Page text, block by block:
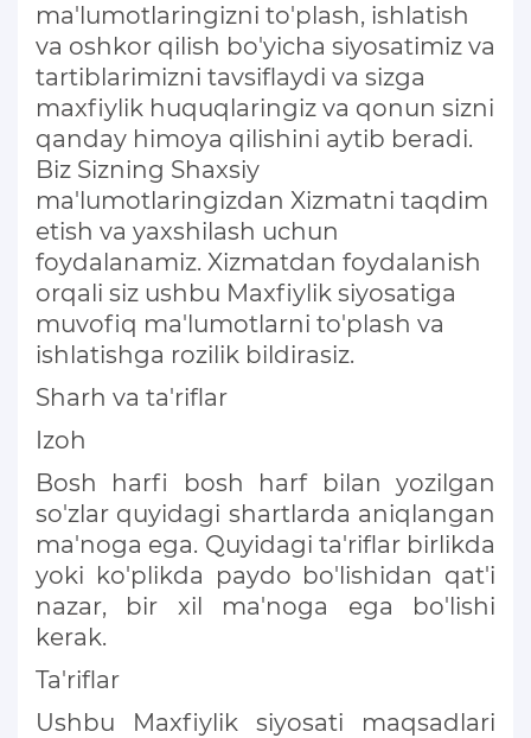
100 TA SAVOLGA 100 TA JAVOB
KONSTITUTSIYAVIY LUG’AT
KONSTITUTSIYANI O‘RGANAMIZ
MAXFIYLIK SIYOSATI
ma'lumotlaringizni to'plash, ishlatish
va oshkor qilish bo'yicha siyosatimiz va
tartiblarimizni tavsiflaydi va sizga
maxfiylik huquqlaringiz va qonun sizni
qanday himoya qilishini aytib beradi.
Biz Sizning Shaxsiy
ma'lumotlaringizdan Xizmatni taqdim
etish va yaxshilash uchun
foydalanamiz. Xizmatdan foydalanish
orqali siz ushbu Maxfiylik siyosatiga
muvofiq ma'lumotlarni to'plash va
ishlatishga rozilik bildirasiz.
Sharh va ta'riflar
Izoh
Bosh harfi bosh harf bilan yozilgan
so'zlar quyidagi shartlarda aniqlangan
ma'noga ega. Quyidagi ta'riflar birlikda
yoki ko'plikda paydo bo'lishidan qat'i
nazar, bir xil ma'noga ega bo'lishi
kerak.
Ta'riflar
Ushbu Maxfiylik siyosati maqsadlari